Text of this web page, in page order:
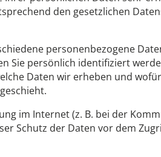
den gesetzlichen
personenbezogene
Sie persönlich identifiziert
Daten wir erheben und
im Internet (z. B. bei der
Schutz der Daten vor dem